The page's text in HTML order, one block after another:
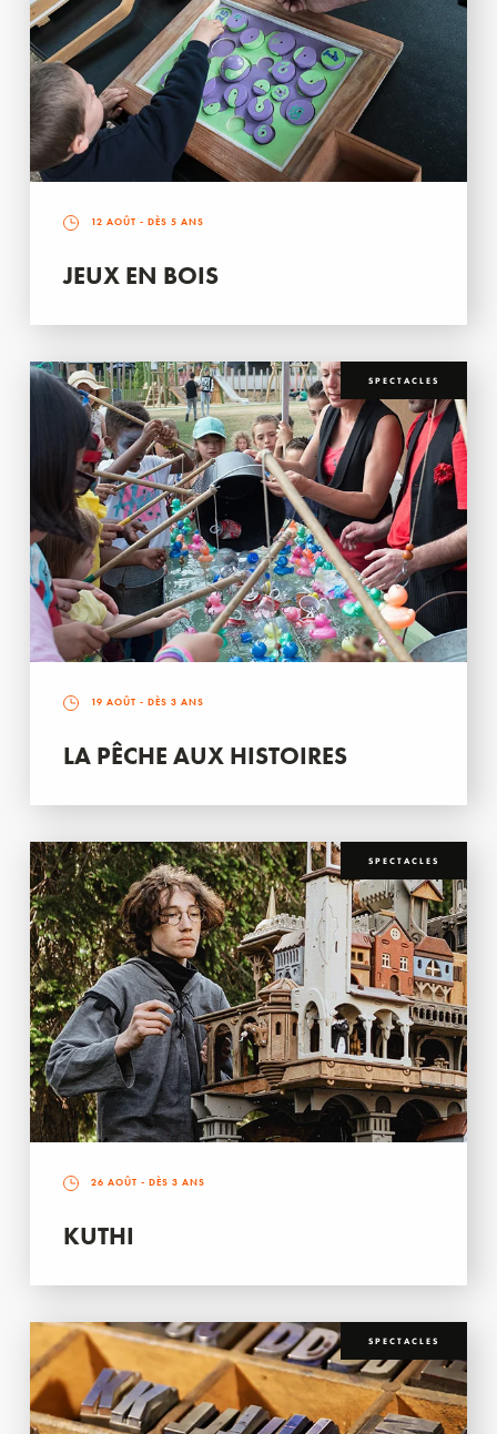
12 AOÛT - DÈS 5 ANS
JEUX EN BOIS
SPECTACLES
19 AOÛT - DÈS 3 ANS
LA PÊCHE AUX HISTOIRES
SPECTACLES
26 AOÛT - DÈS 3 ANS
KUTHI
SPECTACLES